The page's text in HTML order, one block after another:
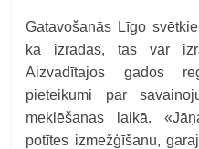
Gatavošanās Līgo
kā izrādās, tas var
Aizvadītajos gados
pieteikumi par
meklēšanas laikā.
potītes izmežģīšanu,